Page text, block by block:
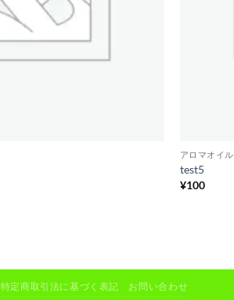
アロマオイル
test5
¥100
特定商取引法に基づく表記 お問い合わせ